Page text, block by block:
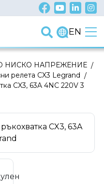
EN
/
НИСКО НАПРЕЖЕНИЕ
/
релета CX3 Legrand
CX3, 63A 4NC 220V 3